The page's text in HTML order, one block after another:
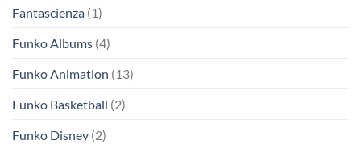
Fantascienza (1)
Funko Albums (4)
Funko Animation (13)
Funko Basketball (2)
Funko Disney (2)